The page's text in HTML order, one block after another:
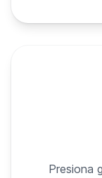
Presiona